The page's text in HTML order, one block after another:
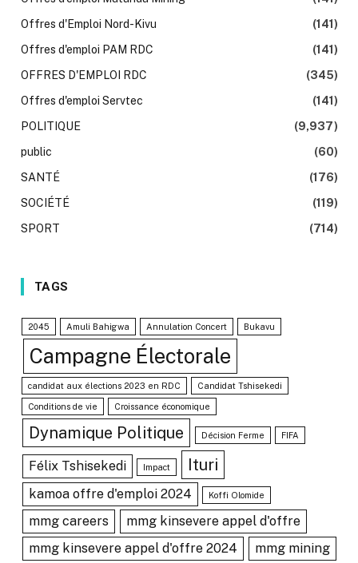
Offres d'Emploi Nord-Kivu
(141)
Offres d'emploi PAM RDC
(141)
OFFRES D'EMPLOI RDC
(345)
Offres d'emploi Servtec
(141)
POLITIQUE
(9,937)
public
(60)
SANTÉ
(176)
SOCIÉTÉ
(119)
SPORT
(714)
TAGS
2045 Amuli Bahigwa Annulation Concert Bukavu
Campagne Électorale
candidat aux élections 2023 en RDC Candidat Tshisekedi
Conditions de vie Croissance économique
Dynamique Politique Décision Ferme FIFA
Félix Tshisekedi Impact Ituri
kamoa offre d'emploi 2024 Koffi Olomide
mmg careers
mmg kinsevere appel d'offre
mmg kinsevere appel d'offre 2024
mmg mining